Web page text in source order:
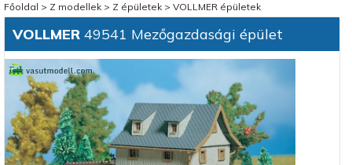
Főoldal > Z modellek> Z épületek> VOLLMER épületek
VOLLMER49541 Mezőgazdasági épület